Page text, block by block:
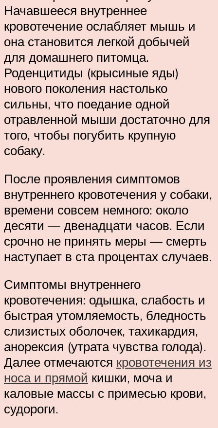
Начавшееся внутреннее
кровотечение ослабляет мышь и
она становится легкой добычей
для домашнего питомца.
Роденцитиды (крысиные яды)
нового поколения настолько
сильны, что поедание одной
отравленной мыши достаточно для
того, чтобы погубить крупную
собаку.
После проявления симптомов
внутреннего кровотечения у собаки,
времени совсем немного: около
десяти — двенадцати часов. Если
срочно не принять меры — смерть
наступает в ста процентах случаев.
Симптомы внутреннего
кровотечения: одышка, слабость и
быстрая утомляемость, бледность
слизистых оболочек, тахикардия,
анорексия (утрата чувства голода).
Далее отмечаются кровотечения из
носа и прямой кишки, моча и
каловые массы с примесью крови,
судороги.